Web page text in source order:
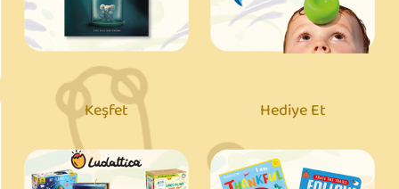
Keşfet Hediye Et